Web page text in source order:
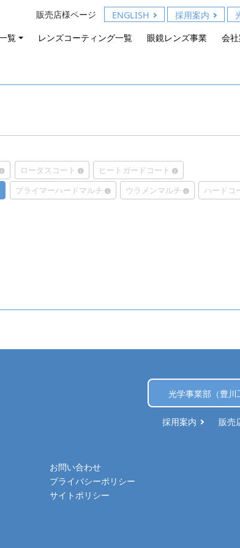
販売店様ページ ENGLISH 採用案内
覧 レンズコーティング一覧 眼鏡レンズ事業 会
ロータスコート
ヒートガードコート
プライマーハードマルチ ウラメンマルチ
ハードコ
光学事業部（豊川
採用案内 販売
お問い合わせ
プライバシーポリシー
サイトポリシー